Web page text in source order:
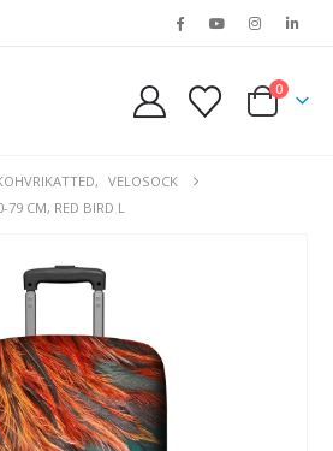
0
, VELOSOCK
79 CM, RED BIRD L